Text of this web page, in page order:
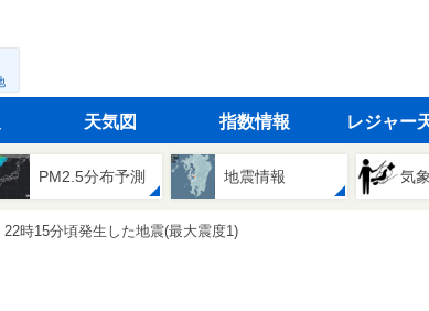
天気図 指数情報 レジャー
PM2.5分布予測 地震情報 気
22時15分頃発生した地震(最大震度1)